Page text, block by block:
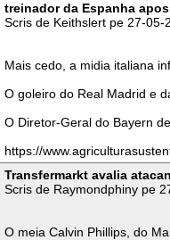
treinador da Espanha
Scris de Keithslert pe 27-05-
Mais cedo, a midia italiana
O goleiro do Real Madrid e
O Diretor-Geral do Bayern
https://
Transfermarkt avalia
Scris de Raymondphiny pe
O meia Calvin Phillips, do